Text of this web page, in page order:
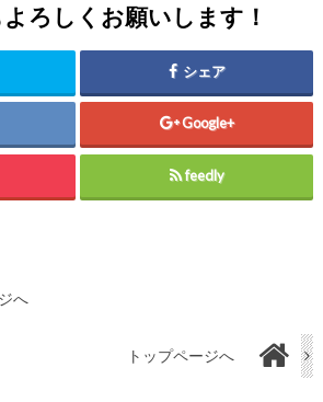
ろしくお願いします！
シェア
Google+
feedly
へ
トップページへ